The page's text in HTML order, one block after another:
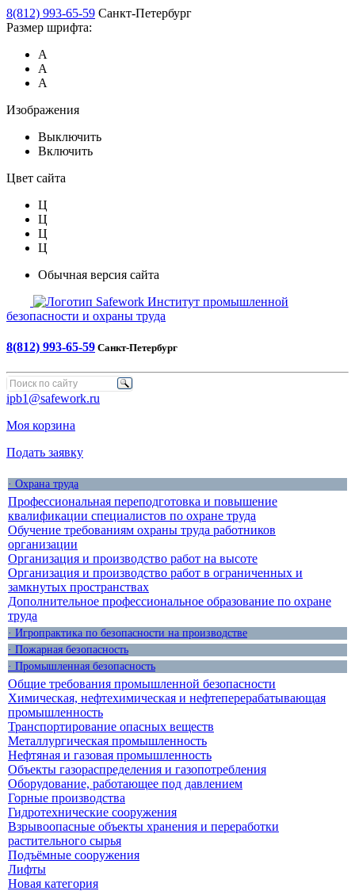
8(812) 993-65-59 Санкт-Петербург
Размер шрифта:
А
А
А
Изображения
Выключить
Включить
Цвет сайта
Ц
Ц
Ц
Ц
Обычная версия сайта
Safework Институт промышленной
безопасности и охраны труда
8(812) 993-65-59 Санкт-Петербург
ipb1@safework.ru
Моя корзина
Подать заявку
· Охрана труда
Профессиональная переподготовка и повышение
квалификации специалистов по охране труда
Обучение требованиям охраны труда работников
организации
Организация и производство работ на высоте
Организация и производство работ в ограниченных и
замкнутых пространствах
Дополнительное профессиональное образование по охране
труда
· Игропрактика по безопасности на производстве
· Пожарная безопасность
· Промышленная безопасность
Общие требования промышленной безопасности
Химическая, нефтехимическая и нефтеперерабатывающая
промышленность
Транспортирование опасных веществ
Металлургическая промышленность
Нефтяная и газовая промышленность
Объекты газораспределения и газопотребления
Оборудование, работающее под давлением
Горные производства
Гидротехнические сооружения
Взрывоопасные объекты хранения и переработки
растительного сырья
Подъёмные сооружения
Лифты
Новая категория